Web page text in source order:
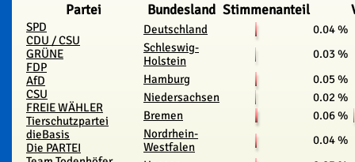
Partei Bundesland Stimmenanteil
SPD
CDU / CSU
GRÜNE
FDP
AfD
CSU
FREIE WÄHLER
Tierschutzpartei
dieBasis
Die PARTEI
Deutschland
0.04 %
Schleswig-
Holstein
0.03 %
Hamburg
0.05 %
Niedersachsen
0.02 %
Bremen
0.06 %
Nordrhein-
Westfalen
0.04 %